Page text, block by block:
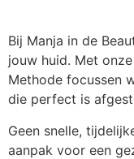
Bij Manja in de
jouw huid. Met
Methode focussen
die perfect is
Geen snelle,
aanpak voor een